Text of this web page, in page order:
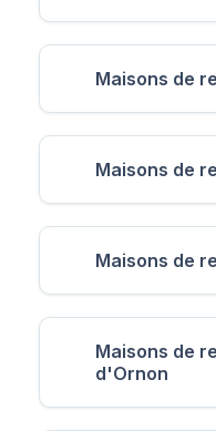
Maisons de
Maisons de
Maisons de
Maisons de
d'Ornon